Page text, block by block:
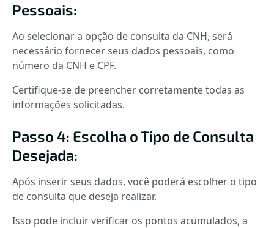
Pessoais:
Ao selecionar a opção de consulta da CNH, será
necessário fornecer seus dados pessoais, como
número da CNH e CPF.
Certifique-se de preencher corretamente todas as
informações solicitadas.
Passo 4: Escolha o Tipo de Consulta
Desejada:
Após inserir seus dados, você poderá escolher o tipo
de consulta que deseja realizar.
Isso pode incluir verificar os pontos acumulados, a